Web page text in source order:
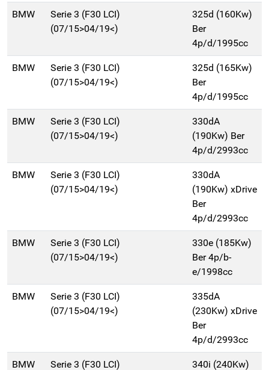
BMW
Serie 3 (F30 LCI)
(07/15>04/19<)
325d (160Kw)
Ber
4p/d/1995cc
BMW
Serie 3 (F30 LCI)
(07/15>04/19<)
325d (165Kw)
Ber
4p/d/1995cc
BMW
Serie 3 (F30 LCI)
(07/15>04/19<)
330dA
(190Kw) Ber
4p/d/2993cc
BMW
Serie 3 (F30 LCI)
(07/15>04/19<)
330dA
(190Kw) xDrive
Ber
4p/d/2993cc
BMW
Serie 3 (F30 LCI)
(07/15>04/19<)
330e (185Kw)
Ber 4p/b-
e/1998cc
BMW
Serie 3 (F30 LCI)
(07/15>04/19<)
335dA
(230Kw) xDrive
Ber
4p/d/2993cc
BMW Serie 3 (F30 LCI) 340i (240Kw)